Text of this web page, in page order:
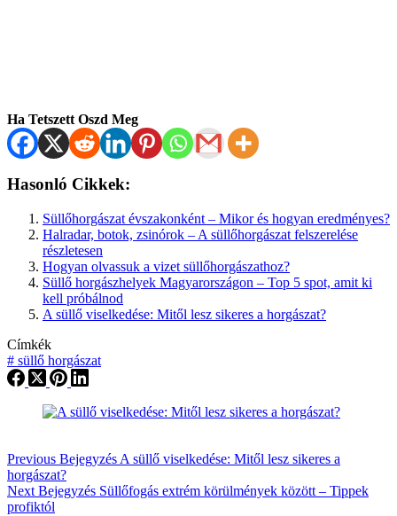
Ha Tetszett Oszd Meg
Hasonló Cikkek:
Süllőhorgászat évszakonként – Mikor és hogyan eredményes?
Halradar, botok, zsinórok – A süllőhorgászat felszerelése
részletesen
Hogyan olvassuk a vizet süllőhorgászathoz?
Süllő horgászhelyek Magyarországon – Top 5 spot, amit ki
kell próbálnod
A süllő viselkedése: Mitől lesz sikeres a horgászat?
Címkék
# süllő horgászat
Previous Bejegyzés A süllő viselkedése: Mitől lesz sikeres a
horgászat?
Next Bejegyzés Süllőfogás extrém körülmények között – Tippek
profiktól